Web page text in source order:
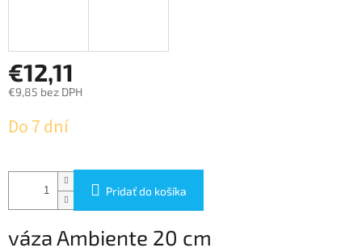
€12,11
€9,85 bez DPH
cena:
Do 7 dní
Pridať do košíka
váza Ambiente 20 cm